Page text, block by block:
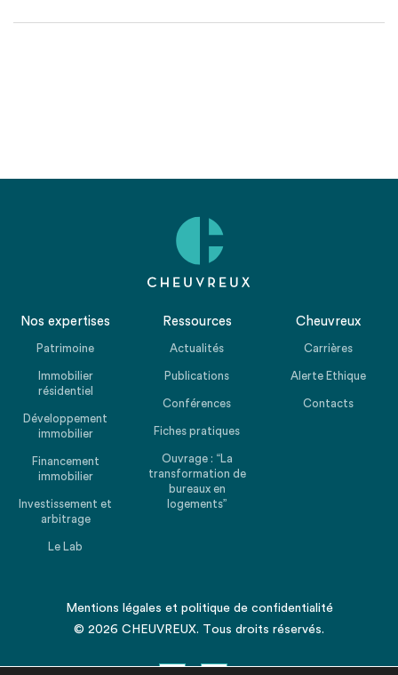
Nos expertises
Patrimoine
Immobilier
résidentiel
Développement
immobilier
Financement
immobilier
Investissement et
arbitrage
Le Lab
Ressources
Actualités
Publications
Conférences
Fiches pratiques
Ouvrage : “La
transformation de
bureaux en
logements”
Cheuvreux
Carrières
Alerte Ethique
Contacts
Mentions légales et politique de confidentialité
© 2026 CHEUVREUX. Tous droits réservés.